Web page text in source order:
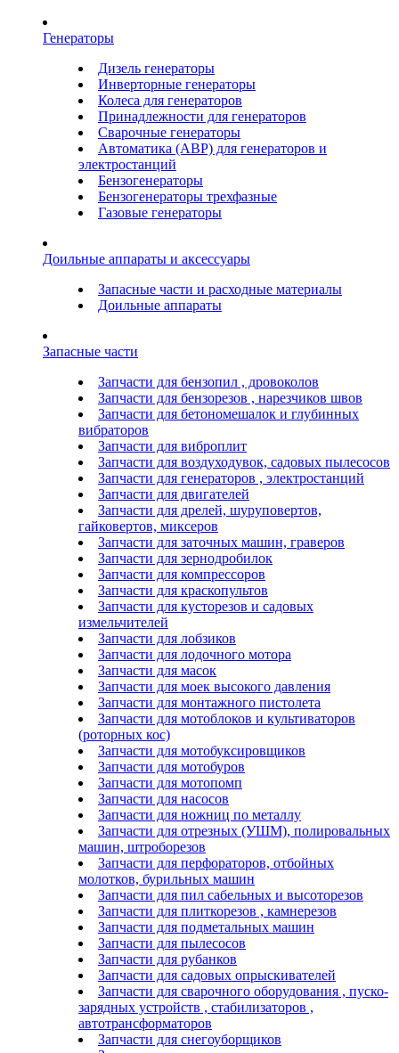
Генераторы
Дизель генераторы
Инверторные генераторы
Колеса для генераторов
Принадлежности для генераторов
Сварочные генераторы
Автоматика (АВР) для генераторов и
электростанций
Бензогенераторы
Бензогенераторы трехфазные
Газовые генераторы
Доильные аппараты и аксессуары
Запасные части и расходные материалы
Доильные аппараты
Запасные части
Запчасти для бензопил , дровоколов
Запчасти для бензорезов , нарезчиков швов
Запчасти для бетономешалок и глубинных
вибраторов
Запчасти для виброплит
Запчасти для воздуходувок, садовых пылесосов
Запчасти для генераторов , электростанций
Запчасти для двигателей
Запчасти для дрелей, шуруповертов,
гайковертов, миксеров
Запчасти для заточных машин, граверов
Запчасти для зернодробилок
Запчасти для компрессоров
Запчасти для краскопультов
Запчасти для кусторезов и садовых
измельчителей
Запчасти для лобзиков
Запчасти для лодочного мотора
Запчасти для масок
Запчасти для моек высокого давления
Запчасти для монтажного пистолета
Запчасти для мотоблоков и культиваторов
(роторных кос)
Запчасти для мотобуксировщиков
Запчасти для мотобуров
Запчасти для мотопомп
Запчасти для насосов
Запчасти для ножниц по металлу
Запчасти для отрезных (УШМ), полировальных
машин, штроборезов
Запчасти для перфораторов, отбойных
молотков, бурильных машин
Запчасти для пил сабельных и высоторезов
Запчасти для плиткорезов , камнерезов
Запчасти для подметальных машин
Запчасти для пылесосов
Запчасти для рубанков
Запчасти для садовых опрыскивателей
Запчасти для сварочного оборудования , пуско-
зарядных устройств , стабилизаторов ,
автотрансформаторов
Запчасти для снегоуборщиков